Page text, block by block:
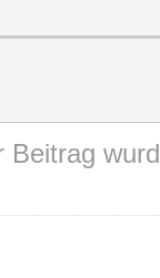
Beitrag